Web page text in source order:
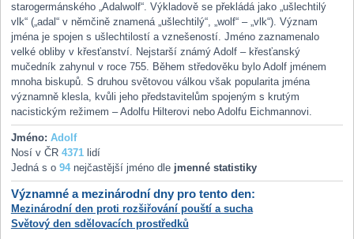
starogermánského „Adalwolf“. Výkladově se překládá jako „ušlechtilý
vlk“ („adal“ v němčině znamená „ušlechtilý“, „wolf“ – „vlk“). Význam
jména je spojen s ušlechtilostí a vznešeností. Jméno zaznamenalo
velké obliby v křesťanství. Nejstarší známý Adolf – křesťanský
mučedník zahynul v roce 755. Během středověku bylo Adolf jménem
mnoha biskupů. S druhou světovou válkou však popularita jména
významně klesla, kvůli jeho představitelům spojeným s krutým
nacistickým režimem – Adolfu Hilterovi nebo Adolfu Eichmannovi.
Jméno: Adolf
Nosí v ČR 4371lidí
Jedná s o 94nejčastější jméno dle jmenné statistiky
Významné a mezinárodní dny pro tento den:
Mezinárodní den proti rozšiřování pouští a sucha
Světový den sdělovacích prostředků